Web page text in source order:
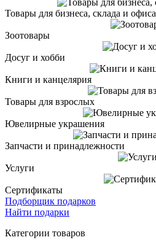
Товары для бизнеса, склада и офиса
Зоотовары
Досуг и хобби
Книги и канцелярия
Товары для взрослых
Ювелирные украшения
Запчасти и принадлежности
Услуги
Сертификаты
Подборщик подарков
Найти подарки
Категории товаров